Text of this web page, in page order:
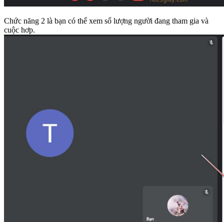
Chức năng 2 là bạn có thể xem số lượng người đang tham gia và
cuộc hơp.